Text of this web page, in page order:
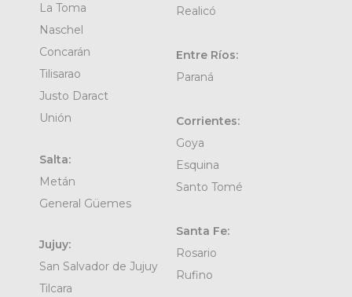
La Toma
Naschel
Concarán
Tilisarao
Justo Daract
Unión
Salta:
Metán
General Güemes
Jujuy:
San Salvador de Jujuy
Tilcara
Realicó
Entre Ríos:
Paraná
Corrientes:
Goya
Esquina
Santo Tomé
Santa Fe:
Rosario
Rufino